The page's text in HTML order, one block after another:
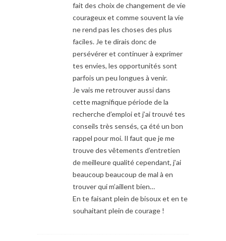
fait des choix de changement de vie
courageux et comme souvent la vie
ne rend pas les choses des plus
faciles. Je te dirais donc de
persévérer et continuer à exprimer
tes envies, les opportunités sont
parfois un peu longues à venir.
Je vais me retrouver aussi dans
cette magnifique période de la
recherche d’emploi et j’ai trouvé tes
conseils très sensés, ça été un bon
rappel pour moi. Il faut que je me
trouve des vêtements d’entretien
de meilleure qualité cependant, j’ai
beaucoup beaucoup de mal à en
trouver qui m’aillent bien…
En te faisant plein de bisoux et en te
souhaitant plein de courage !